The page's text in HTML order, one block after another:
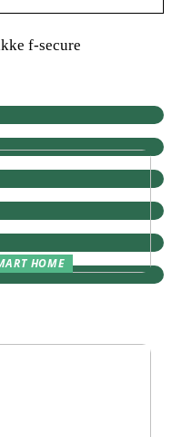
f-secure
HOME